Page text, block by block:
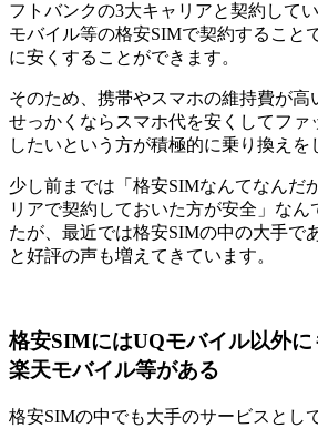
フトバンクの3大キャリアと契約して
モバイル等の格安SIMで契約すること
に安くすることができます。
そのため、携帯やスマホの維持費が高
せっかくならスマホ代を安くしてファ
したいという方が積極的に乗り換えを
少し前までは「格安SIMなんてなんだ
リアで契約しておいた方が安全」なん
たが、最近では格安SIMの中の大手で
と好評の声も増えてきています。
格安SIMにはUQモバイル以外
楽天モバイル等がある
格安SIMの中でも大手のサービスとし